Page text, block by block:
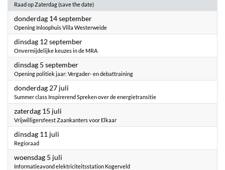
Raad op Zaterdag (save the date)
donderdag 14 september2023
Opening Inloophuis Villa Westerweide
dinsdag 12 september2023
Onvermijdelijke keuzes in de MRA
dinsdag 5 september2023
Opening politiek jaar: Vergader- en debattraining
donderdag 27 juli
Summer class Inspirerend Spreken over de energietransitie
zaterdag 15 juli
Vrijwilligersfeest Zaankanters voor Elkaar
dinsdag 11 juli
Regioraad
woensdag 5 juli
Informatieavond elektriciteitsstation Kogerveld